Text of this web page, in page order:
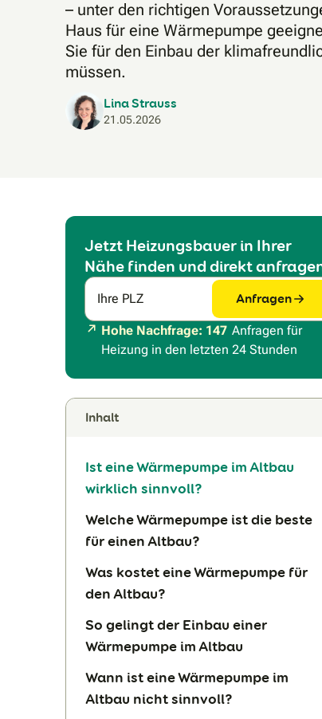
– unter den richtigen
Haus für eine Wärmepumpe
Sie für den Einbau der
müssen.
Lina Strauss
21.05.2026
Jetzt Heizungsbauer in Ihrer
Nähe finden und direkt
Ihre PLZ Anfragen
Hohe Nachfrage: 147 Anfragen für
Heizung in den letzten 24 Stunden
Inhalt
Ist eine Wärmepumpe im Altbau
wirklich sinnvoll?
Welche Wärmepumpe ist die beste
für einen Altbau?
Was kostet eine Wärmepumpe für
den Altbau?
So gelingt der Einbau einer
Wärmepumpe im Altbau
Wann ist eine Wärmepumpe im
Altbau nicht sinnvoll?